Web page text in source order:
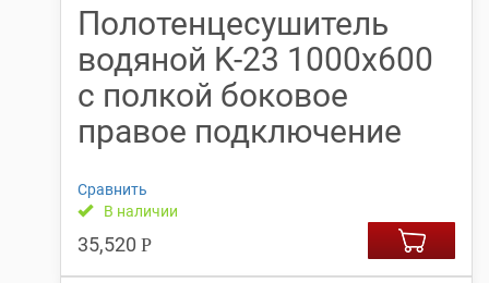
Полотенцесушитель
водяной K-23 1000х600
с полкой боковое
правое подключение
Сравнить
В наличии
35,520 Р